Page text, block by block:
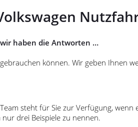
haben die Antworten …
können. Wir geben Ihnen
steht für Sie zur Verfügung,
drei Beispiele zu nennen.